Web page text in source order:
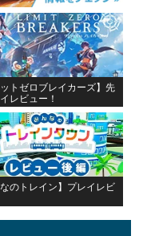
ットゼロブレイカーズ】先
レビュー！
なのトレイン】プレイレビ